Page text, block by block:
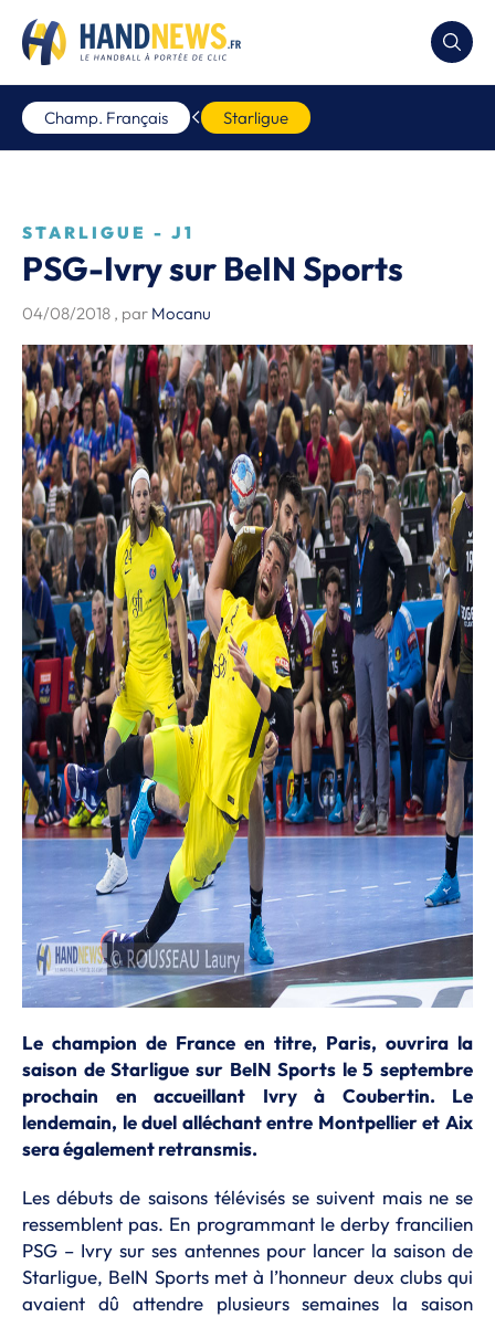
Champ. Français Starligue
STARLIGUE - J1
PSG-Ivry sur BeIN Sports
04/08/2018 , par Mocanu
Le champion de France en titre, Paris, ouvrira la
saison de Starligue sur BeIN Sports le 5 septembre
prochain en accueillant Ivry à Coubertin. Le
lendemain, le duel alléchant entre Montpellier et Aix
sera également retransmis.
Les débuts de saisons télévisés se suivent mais ne se
ressemblent pas. En programmant le derby francilien
PSG – Ivry sur ses antennes pour lancer la saison de
Starligue, BeIN Sports met à l’honneur deux clubs qui
avaient dû attendre plusieurs semaines la saison